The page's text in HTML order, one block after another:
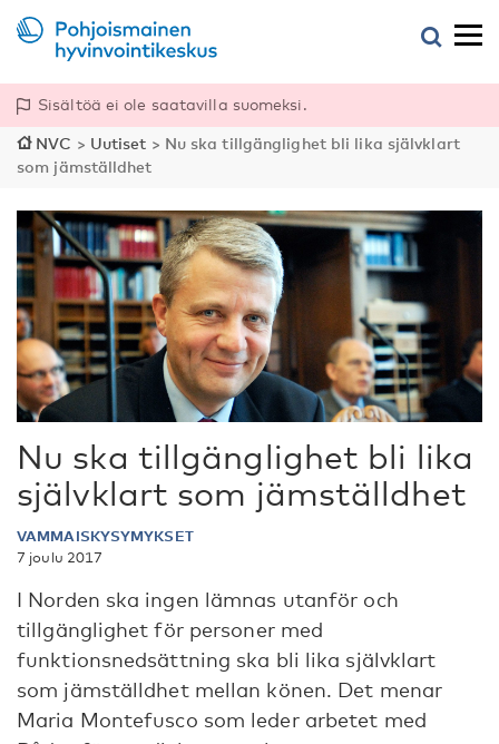
Sisältöä ei ole saatavilla suomeksi.
NVC > Uutiset > Nu ska tillgänglighet bli lika självklart
som jämställdhet
Nu ska tillgänglighet bli lika
självklart som jämställdhet
VAMMAISKYSYMYKSET
7 joulu 2017
I Norden ska ingen lämnas utanför och
tillgänglighet för personer med
funktionsnedsättning ska bli lika självklart
som jämställdhet mellan könen. Det menar
Maria Montefusco som leder arbetet med